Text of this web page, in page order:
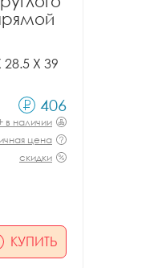
X 39
406
в наличии
цена
скидки
КУПИТЬ